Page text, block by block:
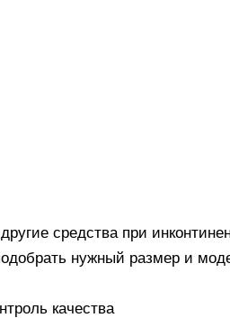
средства при
нужный размер и
качества